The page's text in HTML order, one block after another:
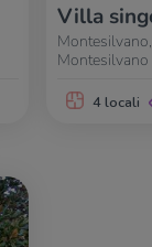
Villa
Montesilvano
4 locali